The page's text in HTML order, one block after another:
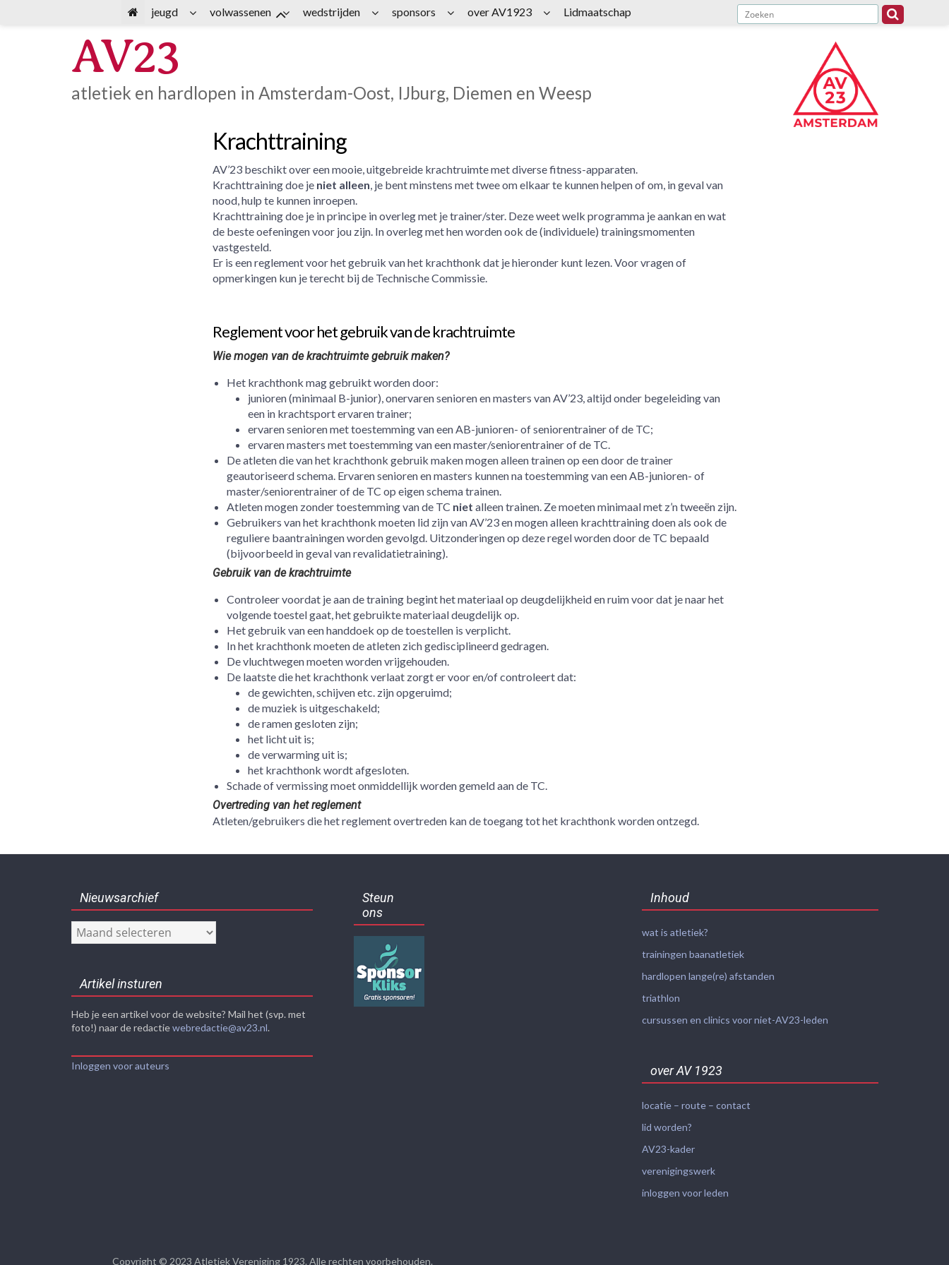
AV23
atletiek en hardlopen in Amsterdam-Oost, IJburg, Diemen en Weesp
Krachttraining
AV’23 beschikt over een mooie, uitgebreide krachtruimte met diverse fitness-apparaten.
Krachttraining doe je niet alleen, je bent minstens met twee om elkaar te kunnen helpen of om, in geval van
nood, hulp te kunnen inroepen.
Krachttraining doe je in principe in overleg met je trainer/ster. Deze weet welk programma je aankan en wat
de beste oefeningen voor jou zijn. In overleg met hen worden ook de (individuele) trainingsmomenten
vastgesteld.
Er is een reglement voor het gebruik van het krachthonk dat je hieronder kunt lezen. Voor vragen of
opmerkingen kun je terecht bij de Technische Commissie.
Reglement voor het gebruik van de krachtruimte
Wie mogen van de krachtruimte gebruik maken?
Het krachthonk mag gebruikt worden door:
junioren (minimaal B-junior), onervaren senioren en masters van AV’23, altijd onder begeleiding van
een in krachtsport ervaren trainer;
ervaren senioren met toestemming van een AB-junioren- of seniorentrainer of de TC;
ervaren masters met toestemming van een master/seniorentrainer of de TC.
De atleten die van het krachthonk gebruik maken mogen alleen trainen op een door de trainer
geautoriseerd schema. Ervaren senioren en masters kunnen na toestemming van een AB-junioren- of
master/seniorentrainer of de TC op eigen schema trainen.
Atleten mogen zonder toestemming van de TC niet alleen trainen. Ze moeten minimaal met z’n tweeën zijn.
Gebruikers van het krachthonk moeten lid zijn van AV’23 en mogen alleen krachttraining doen als ook de
reguliere baantrainingen worden gevolgd. Uitzonderingen op deze regel worden door de TC bepaald
(bijvoorbeeld in geval van revalidatietraining).
Gebruik van de krachtruimte
Controleer voordat je aan de training begint het materiaal op deugdelijkheid en ruim voor dat je naar het
volgende toestel gaat, het gebruikte materiaal deugdelijk op.
Het gebruik van een handdoek op de toestellen is verplicht.
In het krachthonk moeten de atleten zich gedisciplineerd gedragen.
De vluchtwegen moeten worden vrijgehouden.
De laatste die het krachthonk verlaat zorgt er voor en/of controleert dat:
de gewichten, schijven etc. zijn opgeruimd;
de muziek is uitgeschakeld;
de ramen gesloten zijn;
het licht uit is;
de verwarming uit is;
het krachthonk wordt afgesloten.
Schade of vermissing moet onmiddellijk worden gemeld aan de TC.
Overtreding van het reglement
Atleten/gebruikers die het reglement overtreden kan de toegang tot het krachthonk worden ontzegd.
Nieuwsarchief
Nieuwsarchief
Artikel insturen
Heb je een artikel voor de website? Mail het (svp. met
foto!) naar de redactiewebredactie@av23.nl.
Inloggen voor auteurs
Steun
ons
Inhoud
wat is atletiek?
trainingen baanatletiek
hardlopen lange(re) afstanden
triathlon
cursussen en clinics voor niet-AV23-leden
over AV 1923
locatie – route – contact
lid worden?
AV23-kader
verenigingswerk
inloggen voor leden
Copyright © 2023Atletiek Vereniging 1923. Alle rechten voorbehouden.
jeugd volwassenenexpand
wedstrijden sponsors over AV1923 Lidmaatschap